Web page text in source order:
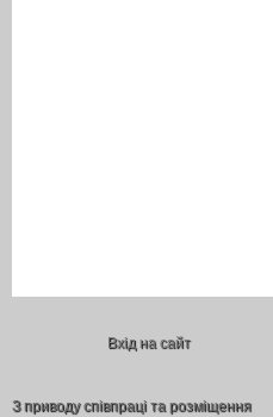
Вхід на сайт
З приводу співпраці та розміщення